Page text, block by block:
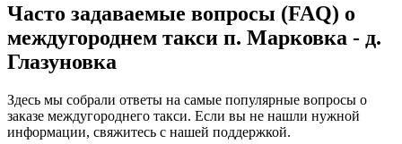
Часто задаваемые вопросы (FAQ) о
междугороднем такси п. Марковка - д.
Глазуновка
Здесь мы собрали ответы на самые популярные вопросы о
заказе междугороднего такси. Если вы не нашли нужной
информации, свяжитесь с нашей поддержкой.